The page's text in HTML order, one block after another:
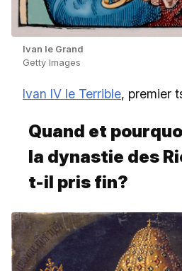
Ivan le Grand
Getty Images
Ivan IV le Terrible, premier
Quand et
la dynastie des
t-il pris fin?